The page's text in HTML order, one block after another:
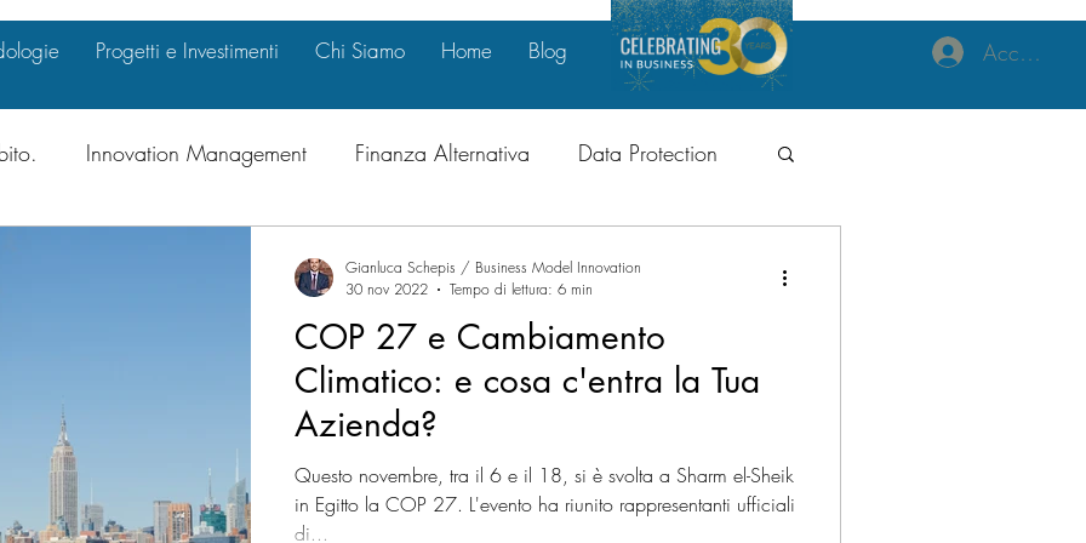
Progetti e Investimenti Chi Siamo Home Blog Accedi
Innovation Management Finanza Alternativa Data Protection
Investimenti Crescita Intelligente
International Business Opportunitie
COP 27 e Cambiamento
Climatico: e cosa c'entra la Tua
Azienda?
Questo novembre, tra il 6 e il 18, si è svolta a Sharm el-Sheik
in Egitto la COP 27. L'evento ha riunito rappresentanti ufficiali
di...
Gianluca Schepis / Business Model Innovation
30 nov 2022
Tempo di lettura: 6 min